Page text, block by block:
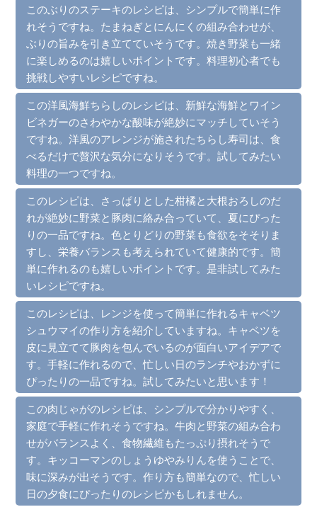
このぶりのステーキのレシピは、シンプルで簡単に作
れそうですね。たまねぎとにんにくの組み合わせが、
ぶりの旨みを引き立てていそうです。焼き野菜も一緒
に楽しめるのは嬉しいポイントです。料理初心者でも
挑戦しやすいレシピですね。
この洋風海鮮ちらしのレシピは、新鮮な海鮮とワイン
ビネガーのさわやかな酸味が絶妙にマッチしていそう
ですね。洋風のアレンジが施されたちらし寿司は、食
べるだけで贅沢な気分になりそうです。試してみたい
料理の一つですね。
このレシピは、さっぱりとした柑橘と大根おろしのだ
れが絶妙に野菜と豚肉に絡み合っていて、夏にぴった
りの一品ですね。色とりどりの野菜も食欲をそそりま
すし、栄養バランスも考えられていて健康的です。簡
単に作れるのも嬉しいポイントです。是非試してみた
いレシピですね。
このレシピは、レンジを使って簡単に作れるキャベツ
シュウマイの作り方を紹介していますね。キャベツを
皮に見立てて豚肉を包んでいるのが面白いアイデアで
す。手軽に作れるので、忙しい日のランチやおかずに
ぴったりの一品ですね。試してみたいと思います！
この肉じゃがのレシピは、シンプルで分かりやすく、
家庭で手軽に作れそうですね。牛肉と野菜の組み合わ
せがバランスよく、食物繊維もたっぷり摂れそうで
す。キッコーマンのしょうゆやみりんを使うことで、
味に深みが出そうです。作り方も簡単なので、忙しい
日の夕食にぴったりのレシピかもしれません。